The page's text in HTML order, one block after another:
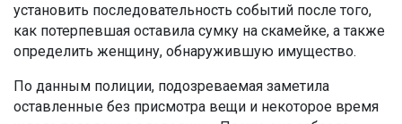
установить последовательность событий после того,
как потерпевшая оставила сумку на скамейке, а также
определить женщину, обнаружившую имущество.
По данным полиции, подозреваемая заметила
оставленные без присмотра вещи и некоторое время